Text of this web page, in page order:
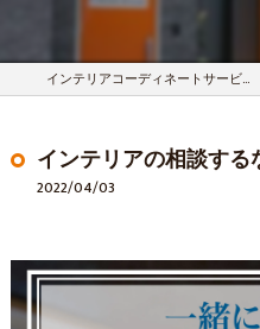
インテリアコーディネートサービスは株式会社 樹-itsuki-
インテリアの相談す
2022/04/03